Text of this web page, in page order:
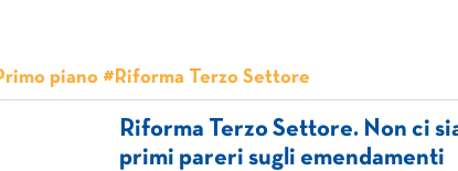
piano #Riforma Terzo Settore
Riforma Terzo Settore. Non ci
primi pareri sugli emendamenti